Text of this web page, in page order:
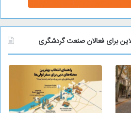
برای فعالان صنعت گردشگری